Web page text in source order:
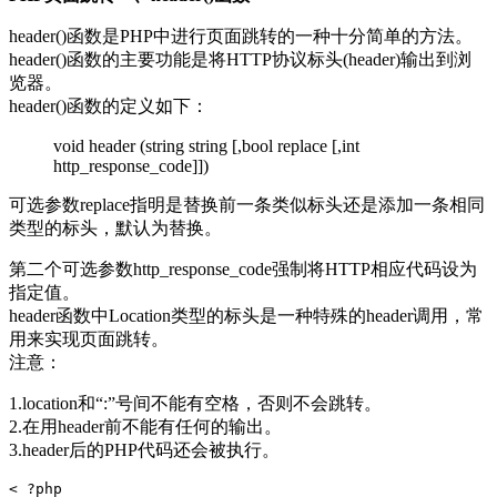
header()函数是PHP中进行页面跳转的一种十分简单的方法。
header()函数的主要功能是将HTTP协议标头(header)输出到浏
览器。
header()函数的定义如下：
void header (string string [,bool replace [,int
http_response_code]])
可选参数replace指明是替换前一条类似标头还是添加一条相同
类型的标头，默认为替换。
第二个可选参数http_response_code强制将HTTP相应代码设为
指定值。
header函数中Location类型的标头是一种特殊的header调用，常
用来实现页面跳转。
注意：
1.location和“:”号间不能有空格，否则不会跳转。
2.在用header前不能有任何的输出。
3.header后的PHP代码还会被执行。
< ?php